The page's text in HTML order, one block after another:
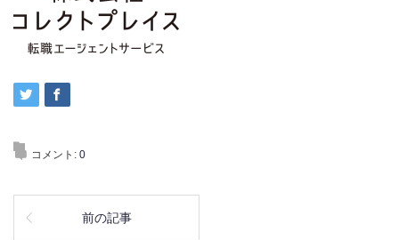
コメント: 0
前の記事